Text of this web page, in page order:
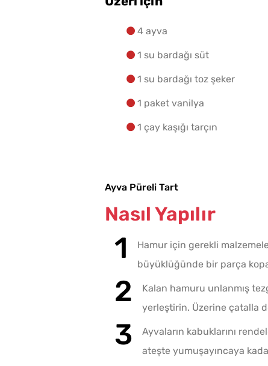
4 ayva
1 su bardağı süt
1 su bardağı toz şeker
1 paket vanilya
1 çay kaşığı tarçın
Ayva Püreli Tart
Nasıl Yapılır
Hamur için gerekli
büyüklüğünde bir parça
Kalan hamuru unlanmış
yerleştirin. Üzerine çatalla
Ayvaların kabuklarını
ateşte yumuşayıncaya